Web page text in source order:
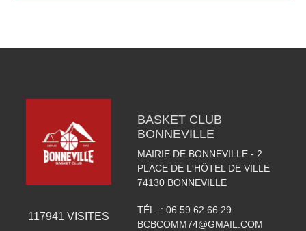
117941 VISITES
BASKET CLUB
BONNEVILLE
MAIRIE DE BONNEVILLE - 2
PLACE DE L'HÔTEL DE VILLE
74130 BONNEVILLE
TÉL. : 06 59 62 66 29
BCBCOMM74@GMAIL.COM